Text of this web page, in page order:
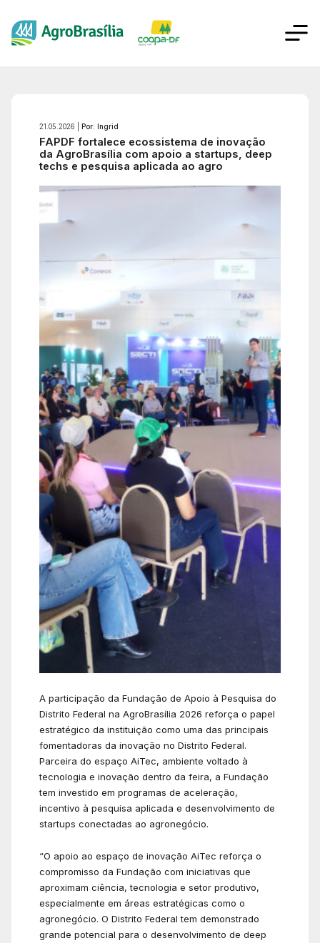
21.05.2026 | Por: Ingrid
FAPDF fortalece ecossistema de inovação
da AgroBrasília com apoio a startups, deep
techs e pesquisa aplicada ao agro
A participação da Fundação de Apoio à Pesquisa do
Distrito Federal na AgroBrasília 2026 reforça o papel
estratégico da instituição como uma das principais
fomentadoras da inovação no Distrito Federal.
Parceira do espaço AiTec, ambiente voltado à
tecnologia e inovação dentro da feira, a Fundação
tem investido em programas de aceleração,
incentivo à pesquisa aplicada e desenvolvimento de
startups conectadas ao agronegócio.
“O apoio ao espaço de inovação AiTec reforça o
compromisso da Fundação com iniciativas que
aproximam ciência, tecnologia e setor produtivo,
especialmente em áreas estratégicas como o
agronegócio. O Distrito Federal tem demonstrado
grande potencial para o desenvolvimento de deep